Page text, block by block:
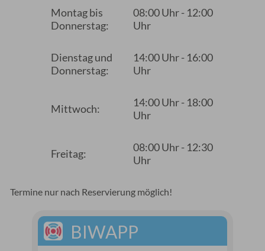
Montag bis
Donnerstag:
08:00 Uhr - 12:00
Uhr
Dienstag und
Donnerstag:
14:00 Uhr - 16:00
Uhr
Mittwoch:
14:00 Uhr - 18:00
Uhr
Freitag:
08:00 Uhr - 12:30
Uhr
Termine nur nach Reservierung möglich!
BIWAPP